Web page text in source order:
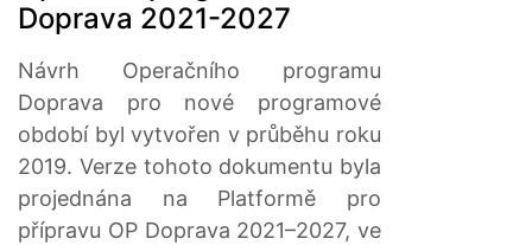
Doprava 2021-2027
Návrh Operačního programu
Doprava pro nové programové
období byl vytvořen v průběhu roku
2019. Verze tohoto dokumentu byla
projednána na Platformě pro
přípravu OP Doprava 2021–2027, ve